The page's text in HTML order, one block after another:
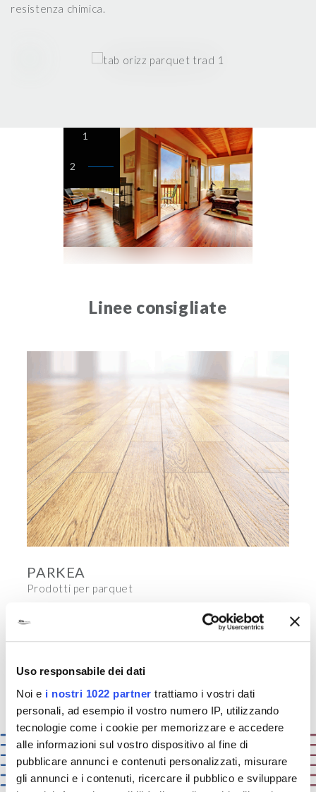
Uso responsabile dei dati
Noi e i nostri 1022 partner trattiamo i vostri dati
personali, ad esempio il vostro numero IP, utilizzando
tecnologie come i cookie per memorizzare e accedere
alle informazioni sul vostro dispositivo al fine di
pubblicare annunci e contenuti personalizzati, misurare
gli annunci e i contenuti, ricercare il pubblico e sviluppare
resistenza chimica.
1
2
Linee consigliate
PARKEA
Prodotti per parquet